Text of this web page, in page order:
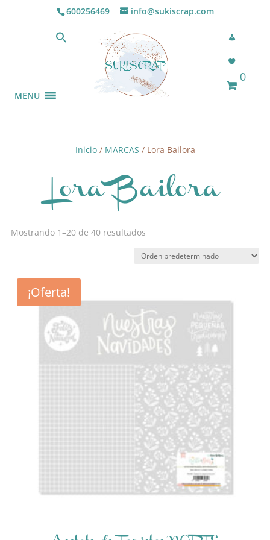
600256469 info@sukiscrap.com
0
MENU
Inicio/ MARCAS / Lora Bailora
Lora Bailora
Mostrando 1–20 de 40 resultados
¡Oferta!